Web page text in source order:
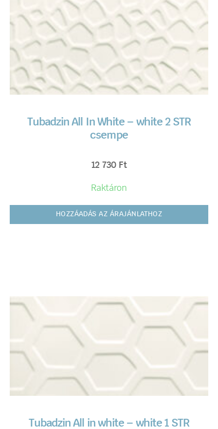
Tubadzin All In White – white 2 STR
csempe
12 730 Ft
Raktáron
HOZZÁADÁS AZ ÁRAJÁNLATHOZ
Tubadzin All in white – white 1 STR